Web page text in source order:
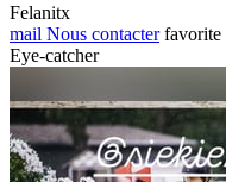
Felanitx
mail Nous contacter favorite
Eye-catcher